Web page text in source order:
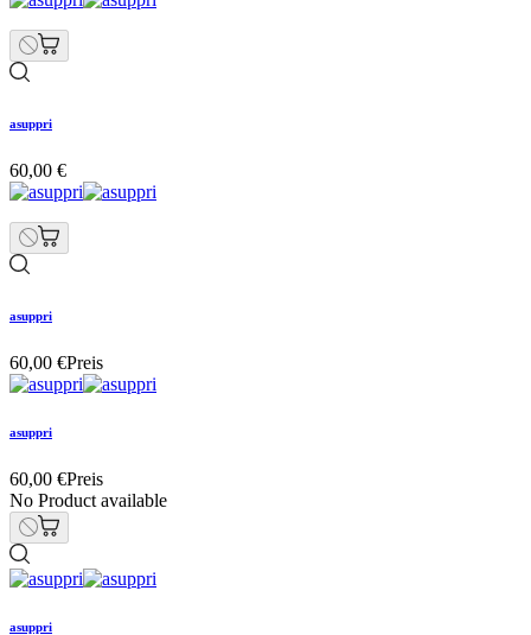
asuppri
60,00 €
asuppri
60,00 €Preis
asuppri
60,00 €Preis
No Product available
asuppri